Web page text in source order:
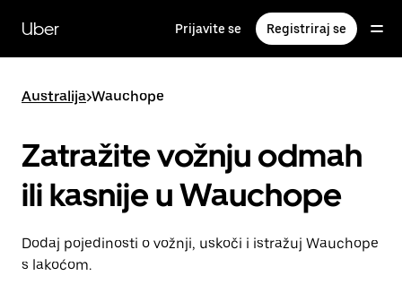
glavni
sadržaj
Uber Prijavite se Registriraj se
Australija>Wauchope
Zatražite vožnju odmah
ili kasnije u Wauchope
Dodaj pojedinosti o vožnji, uskoči i istražuj Wauchope
s lakoćom.